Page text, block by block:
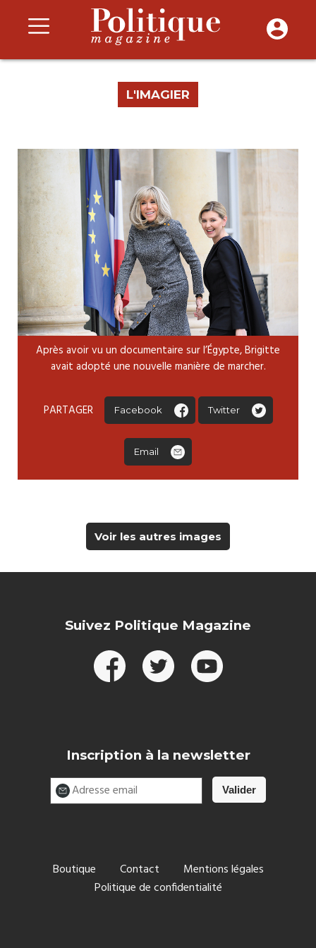
L'IMAGIER
Après avoir vu un documentaire sur l’Égypte, Brigitte
avait adopté une nouvelle manière de marcher.
PARTAGER Facebook Twitter
Email
Voir les autres images
Suivez Politique Magazine
Inscription à la newsletter
Boutique Contact
Mentions légales
Politique de confidentialité